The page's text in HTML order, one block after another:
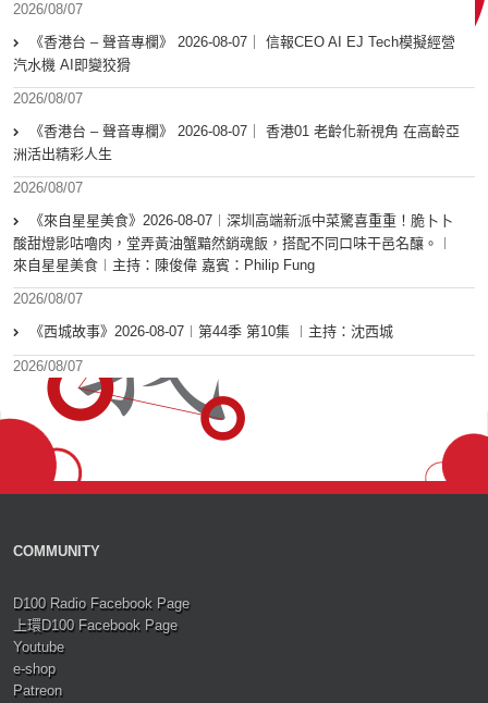
2026/08/07
《香港台 – 聲音專欄》 2026-08-07｜ 信報CEO AI EJ Tech模擬經營
汽水機 AI即變狡猾
2026/08/07
《香港台 – 聲音專欄》 2026-08-07｜ 香港01 老齡化新視角 在高齡亞
洲活出精彩人生
2026/08/07
《來自星星美食》2026-08-07︱深圳高端新派中菜驚喜重重！脆卜卜
酸甜燈影咕嚕肉，堂弄黃油蟹黯然銷魂飯，搭配不同口味干邑名釀。︱
來自星星美食︱主持：陳俊偉 嘉賓：Philip Fung
2026/08/07
《西城故事》2026-08-07︱第44季 第10集 ︱主持：沈西城
2026/08/07
COMMUNITY
D100 Radio Facebook Page
上環D100 Facebook Page
Youtube
e-shop
Patreon